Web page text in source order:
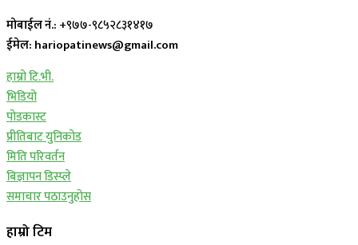
मोबाईल नं.: +९७७-९८५२८३१४१७
ईमेल: hariopatinews@gmail.com
हाम्रो टि.भी.
भिडियो
पोडकास्ट
प्रीतिबाट युनिकोड
मिति परिवर्तन
बिज्ञापन डिस्प्ले
समाचार पठाउनुहोस
हाम्रो टिम